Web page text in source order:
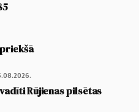
Rūjienas pilsētas